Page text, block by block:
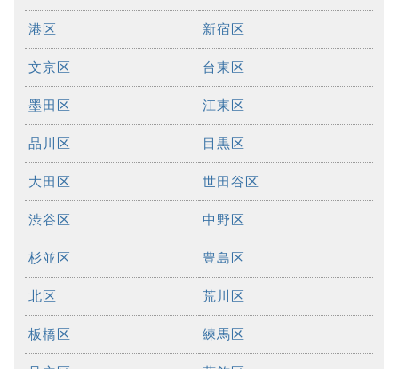
港区 新宿区
文京区 台東区
墨田区 江東区
品川区 目黒区
大田区 世田谷区
渋谷区 中野区
杉並区 豊島区
北区 荒川区
板橋区 練馬区